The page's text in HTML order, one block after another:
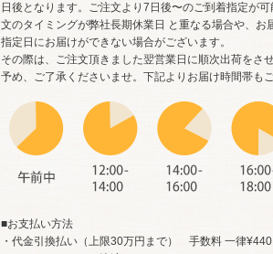
日後となります。ご注文より7日後〜のご到着指定が
文のタイミングが弊社長期休業日 と重なる場合や、お
指定日にお届けができない場合がございます。
その際は、ご注文頂きました翌営業日に順次出荷をさ
予め、ご了承くださいませ。下記よりお届け時間帯も
■お支払い方法
・代金引換払い（上限30万円まで） 手数料 一律¥440